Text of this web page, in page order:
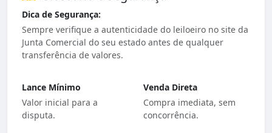
Dica de Segurança:
Sempre verifique a autenticidade do leiloeiro no site da
Junta Comercial do seu estado antes de qualquer
transferência de valores.
Lance Mínimo
Valor inicial para a
disputa.
Venda Direta
Compra imediata, sem
concorrência.